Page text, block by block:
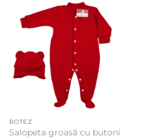
BOTEZ
Salopeta groasă cu butoni